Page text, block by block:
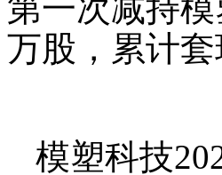
第一次减持
万股，累计
模塑科技